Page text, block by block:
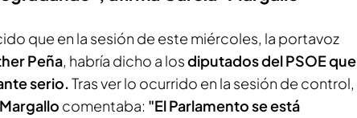
que en la sesión de este miércoles, la portavoz
Peña, habría dicho a losdiputados del PSOE que
serio.Tras ver lo ocurrido en la sesión de control,
comentaba: "El Parlamento se está